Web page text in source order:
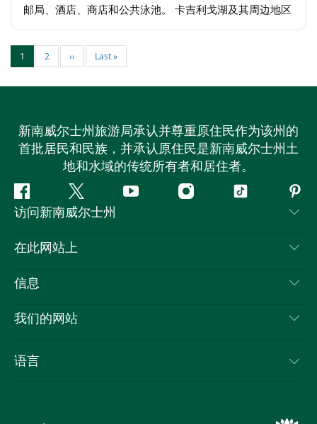
邮局、酒店、商店和公共泳池。 卡吉利戈湖及其周边地区
1 2 ›› Last »
新南威尔士州旅游局承认并尊重原住民作为该州的
首批居民和民族，并承认原住民是新南威尔士州土
地和水域的传统所有者和居住者。
Facebook叽
叽
喳
YouTube Instagram抖
访问新南威尔士州
联系我们
隐私
Cookie 通知
在此网站上
目的地
新南威尔士州公路旅行
活动
信息
旅行信息
新南威尔士州的商业
我们的网站
语言